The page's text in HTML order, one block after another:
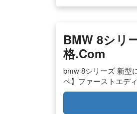
BMW 8シリ
格.com
bmw 8シリーズ 新型
ペ】ファーストエデ